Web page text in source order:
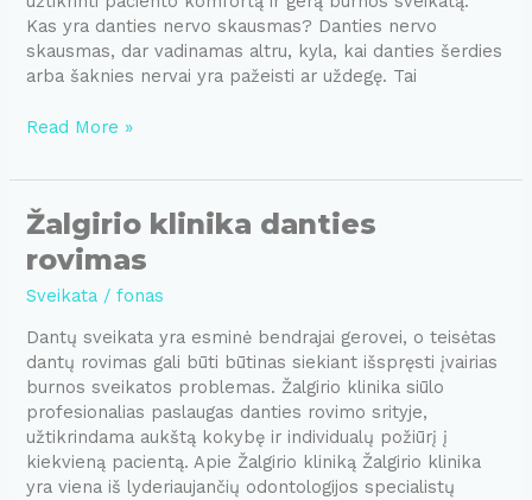
Kas yra danties nervo skausmas? Danties nervo
skausmas, dar vadinamas altru, kyla, kai danties šerdies
arba šaknies nervai yra pažeisti ar uždegę. Tai
Danties
skausmo
Read More »
Žalgirio klinika danties
rovimas
Sveikata /fonas
Dantų sveikata yra esminė bendrajai gerovei, o teisėtas
dantų rovimas gali būti būtinas siekiant išspręsti įvairias
burnos sveikatos problemas. Žalgirio klinika siūlo
profesionalias paslaugas danties rovimo srityje,
užtikrindama aukštą kokybę ir individualų požiūrį į
kiekvieną pacientą. Apie Žalgirio kliniką Žalgirio klinika
yra viena iš lyderiaujančių odontologijos specialistų